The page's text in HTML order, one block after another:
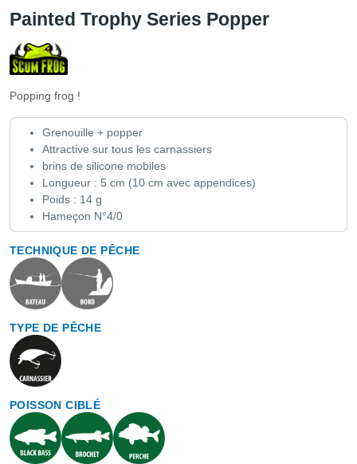
Painted Trophy Series Popper
Popping frog !
Grenouille + popper
Attractive sur tous les carnassiers
brins de silicone mobiles
Longueur : 5 cm (10 cm avec appendices)
Poids : 14 g
Hameçon N°4/0
TECHNIQUE DE PÊCHE
TYPE DE PÊCHE
POISSON CIBLÉ